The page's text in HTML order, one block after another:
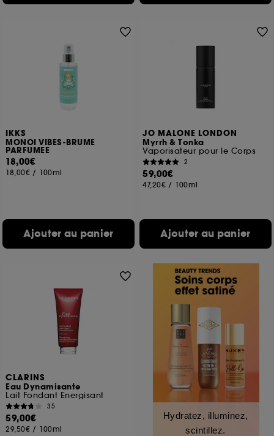
IKKS
MONOI VIBES-BRUME
PARFUMEE
18,00€
18,00€ / 100ml
Ajouter au panier
JO MALONE LONDON
Myrrh & Tonka
Vaporisateur pour le Corps
2
59,00€
47,20€ / 100ml
Ajouter au panier
CLARINS
Eau Dynamisante
Lait Fondant Energisant
35
59,00€
29,50€ / 100ml
Hydratez, illuminez,
scintillez.